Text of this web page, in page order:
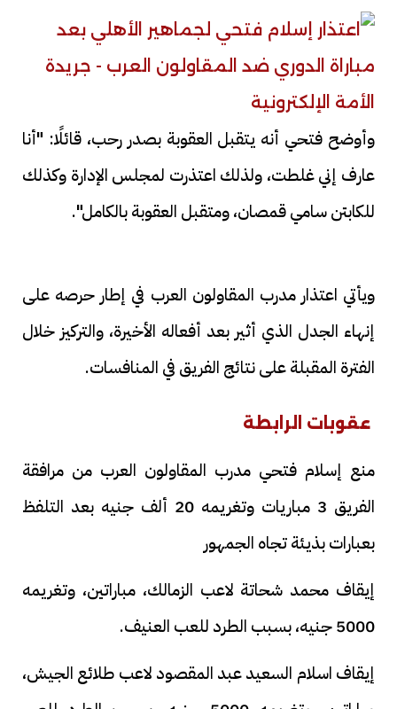
وأوضح فتحي أنه يتقبل العقوبة بصدر رحب، قائلًا: "أنا
عارف إني غلطت، ولذلك اعتذرت لمجلس الإدارة وكذلك
للكابتن سامي قمصان، ومتقبل العقوبة بالكامل".
ويأتي اعتذار مدرب المقاولون العرب في إطار حرصه على
إنهاء الجدل الذي أثير بعد أفعاله الأخيرة، والتركيز خلال
الفترة المقبلة على نتائج الفريق في المنافسات.
عقوبات الرابطة
منع إسلام فتحي مدرب المقاولون العرب من مرافقة
الفريق 3 مباريات وتغريمه 20 ألف جنيه بعد التلفظ
بعبارات بذيئة تجاه الجمهور
إيقاف محمد شحاتة لاعب الزمالك، مباراتين، وتغريمه
5000 جنيه، بسبب الطرد للعب العنيف.
إيقاف اسلام السعيد عبد المقصود لاعب طلائع الجيش،